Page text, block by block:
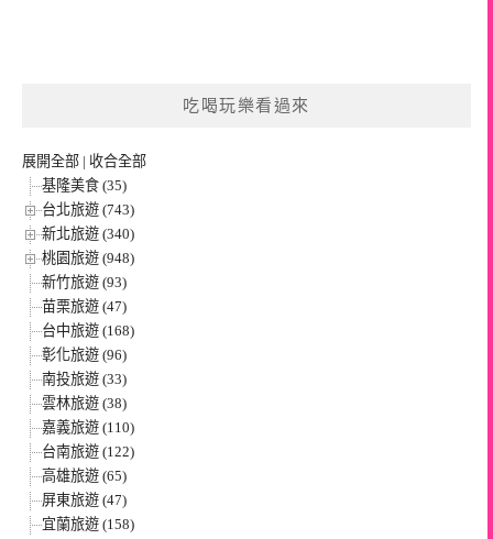
吃喝玩樂看過來
展開全部 | 收合全部
基隆美食 (35)
台北旅遊 (743)
新北旅遊 (340)
桃園旅遊 (948)
新竹旅遊 (93)
苗栗旅遊 (47)
台中旅遊 (168)
彰化旅遊 (96)
南投旅遊 (33)
雲林旅遊 (38)
嘉義旅遊 (110)
台南旅遊 (122)
高雄旅遊 (65)
屏東旅遊 (47)
宜蘭旅遊 (158)